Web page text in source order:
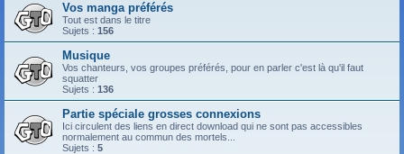
Vos manga préférés
Tout est dans le titre
Sujets : 156
Musique
Vos chanteurs, vos groupes préférés, pour en parler c'est là qu'il faut
squatter
Sujets : 136
Partie spéciale grosses connexions
Ici circulent des liens en direct download qui ne sont pas accessibles
normalement au commun des mortels...
Sujets : 5